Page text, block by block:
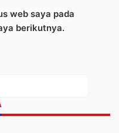
web saya pada
berikutnya.